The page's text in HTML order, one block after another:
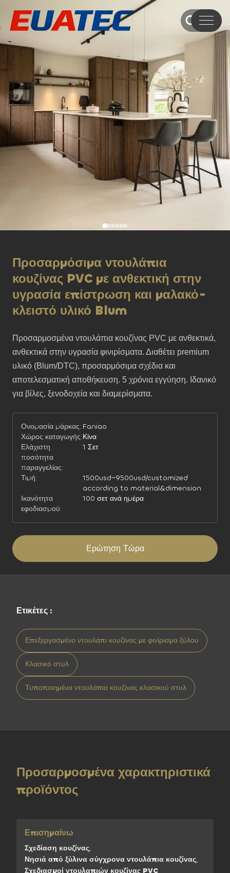
Προσαρμόσιμα ντουλάπια
κουζίνας PVC με ανθεκτική στην
υγρασία επίστρωση και μαλακό-
κλειστό υλικό Blum
Προσαρμοσμένα ντουλάπια κουζίνας PVC με ανθεκτικά,
ανθεκτικά στην υγρασία φινιρίσματα. Διαθέτει premium
υλικό (Blum/DTC), προσαρμόσιμα σχέδια και
αποτελεσματική αποθήκευση. 5 χρόνια εγγύηση. Ιδανικό
για βίλες, ξενοδοχεία και διαμερίσματα.
Ονομασία μάρκας: Faniao
Χώρος καταγωγής:Κίνα
Ελάχιστη
ποσότητα
παραγγελίας:
1 Σετ
Τιμή:
1500usd~9500usd/customized
according to material&dimension
Ικανότητα
εφοδιασμού:
100 σετ ανά ημέρα
Ερώτηση Τώρα
Ετικέτες :
Επεξεργασμένο ντουλάπι κουζίνας με φινίρισμα ξύλου
Κλασικό στυλ
Τυποποιημένα ντουλάπια κουζίνας κλασικού στυλ
Προσαρμοσμένα χαρακτηριστικά
προϊόντος
Επισημαίνω
Σχεδίαση κουζίνας,
Νησιά από ξύλινα σύγχρονα ντουλάπια κουζίνας,
Σχεδιασμοί ντουλαπιών κουζίνας PVC